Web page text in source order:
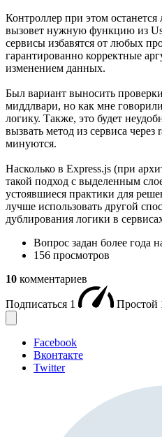
Контроллер при этом
вызовет нужную функцию из
сервисы избавятся от любых
гарантированно корректные
изменением данных.
Был вариант выносить
миддлвари, но как мне
логику. Также, это будет
вызвать метод из сервиса
минуются.
Насколько в Express.js (при
такой подход с выделенным
устоявшиеся практики для
лучше использовать другой
дублирования логики в
Вопрос задан более года
156 просмотров
10 комментариев
Подписаться 1 Простой
Facebook
Вконтакте
Twitter